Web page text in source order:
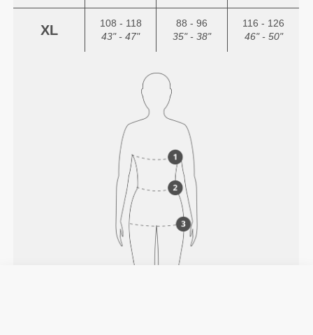
XL
108 - 118
43" - 47"
88 - 96
35" - 38"
116 - 126
46" - 50"